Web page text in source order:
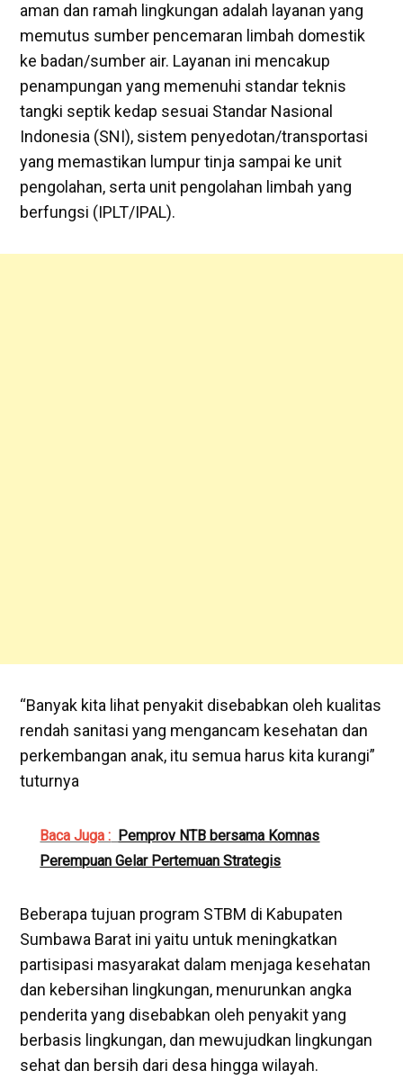
aman dan ramah lingkungan adalah layanan yang
memutus sumber pencemaran limbah domestik
ke badan/sumber air. Layanan ini mencakup
penampungan yang memenuhi standar teknis
tangki septik kedap sesuai Standar Nasional
Indonesia (SNI), sistem penyedotan/transportasi
yang memastikan lumpur tinja sampai ke unit
pengolahan, serta unit pengolahan limbah yang
berfungsi (IPLT/IPAL).
“Banyak kita lihat penyakit disebabkan oleh kualitas
rendah sanitasi yang mengancam kesehatan dan
perkembangan anak, itu semua harus kita kurangi”
tuturnya
Baca Juga : Pemprov NTB bersama Komnas
Perempuan Gelar Pertemuan Strategis
Beberapa tujuan program STBM di Kabupaten
Sumbawa Barat ini yaitu untuk meningkatkan
partisipasi masyarakat dalam menjaga kesehatan
dan kebersihan lingkungan, menurunkan angka
penderita yang disebabkan oleh penyakit yang
berbasis lingkungan, dan mewujudkan lingkungan
sehat dan bersih dari desa hingga wilayah.